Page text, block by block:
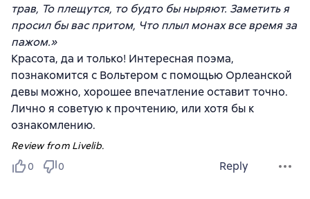
трав, То плещутся, то будто бы ныряют. Заметить я
просил бы вас притом, Что плыл монах все время за
пажом.»
Красота, да и только! Интересная поэма,
познакомится с Вольтером с помощью Орлеанской
девы можно, хорошее впечатление оставит точно.
Лично я советую к прочтению, или хотя бы к
ознакомлению.
Review from Livelib.
0
0 Reply